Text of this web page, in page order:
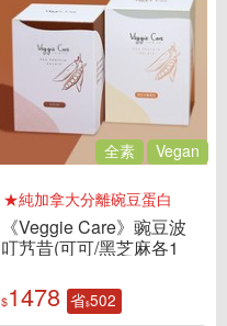
全素 Vegan
★純加拿大分離碗豆蛋白
《Veggie Care》豌豆波
叮艿昔(可可/黑芝麻各1
$1478 省$502